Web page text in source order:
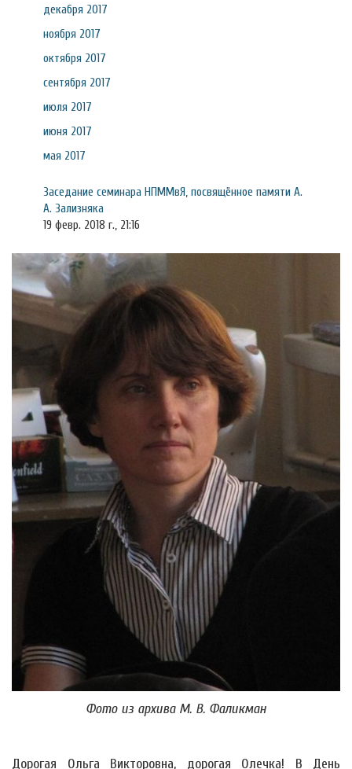
декабря 2017
ноября 2017
октября 2017
сентября 2017
июля 2017
июня 2017
мая 2017
Заседание семинара НПММвЯ, посвящённое памяти А.
А. Зализняка
19 февр. 2018 г., 21:16
Фото из архива М. В. Фаликман
Дорогая Ольга Викторовна, дорогая Олечка! В День